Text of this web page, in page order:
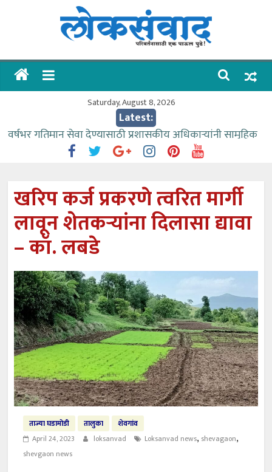
लोकसंवाद
ताज्या
Saturday, August 8, 2026
Latest:
वर्षभर गतिमान सेवा देण्यासाठी प्रशासकीय अधिकाऱ्यांनी सामुहिक
प्रयत्न करावे – आमदार काळे
आत्मामालिक गुरूकूलाचे २२८ विद्यार्थी शिष्यवृत्तीस पात्र
ईच्छा आणि मेहनतीच्या बळावर यश मिळवता येते – शिवप्रसाद
आमदार आशुतोष काळे यांचा वाढदिवस विविध सामाजिक
उपक्रमांनी साजरा
खरिप कर्ज प्रकरणे त्वरित मार्गी
लावून शेतकऱ्यांना दिलासा द्यावा
– कॉ. लबडे
ताज्या घडामोडी तालुका
शेवगांव
April 24, 2023
loksanvad Loksanvad news, shevagaon,
shevgaon news